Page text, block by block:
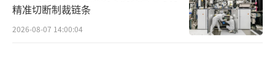
精准切断制裁链条
2026-08-07 14:00:04